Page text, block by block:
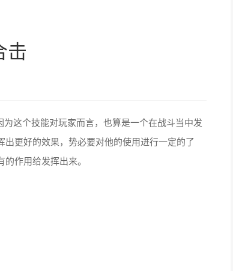
击
这个技能对玩家而言，也算是一个在战斗当中发
更好的效果，势必要对他的使用进行一定的了
作用给发挥出来。